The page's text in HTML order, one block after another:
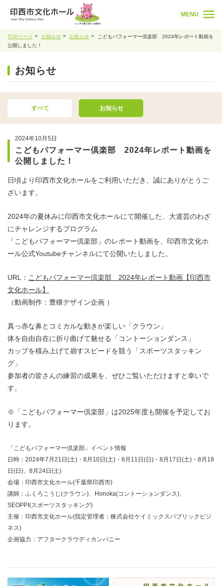
MENU
TOPページ お知らせ お知らせ
こどもパフォーマー倶楽部 2024年レポート動画を
公開しました！
お知らせ
すべて お知らせ
2024年10月5日
こどもパフォーマー倶楽部 2024年レポート動画を
公開しました！
日頃より印西市文化ホールをご利用いただき、誠にありがとうご
ざいます。
2024年の夏休みに印西市文化ホールにて開催した、大道芸のわざ
にチャレンジするプログラム
「こどもパフォーマー倶楽部」のレポート動画を、印西市文化ホ
ール公式Youtubeチャンネルにて公開いたしました。
URL： こどもパフォーマー倶楽部 2024年レポート動画【印西市
文化ホール】
（動画制作：豊穣デザイン企画 ）
真っ赤な鼻とコミカルな動きが楽しい「クラウン」
体を自由自在に折り曲げて魅せる「コントーションダンス」
カップを積み上げて崩すスピードを競う「スポーツスタッキン
グ」
参加者の皆さんの練習の成果を、ぜひご覧いただけますと幸いで
す。
※「こどもパフォーマー倶楽部」は2025年度も開催を予定してお
ります。
「こどもパフォーマー倶楽部」イベント情報
日時：2024年7月21日(土)・8月10日(土)・8月11日(日)・8月17日(土)・8月18
日(日)、8月24日(土)
会場：印西市文化ホール(千葉県印西市)
講師：ふくろこうじ(クラウン)、Honoka(コントーションダンス)、
SEOPPI(スポーツスタッキング)
主催：印西市文化ホール(指定管理者：株式会社ケイミックスパブリックビジ
ネス)
企画協力：アフタークラウディカンパニー